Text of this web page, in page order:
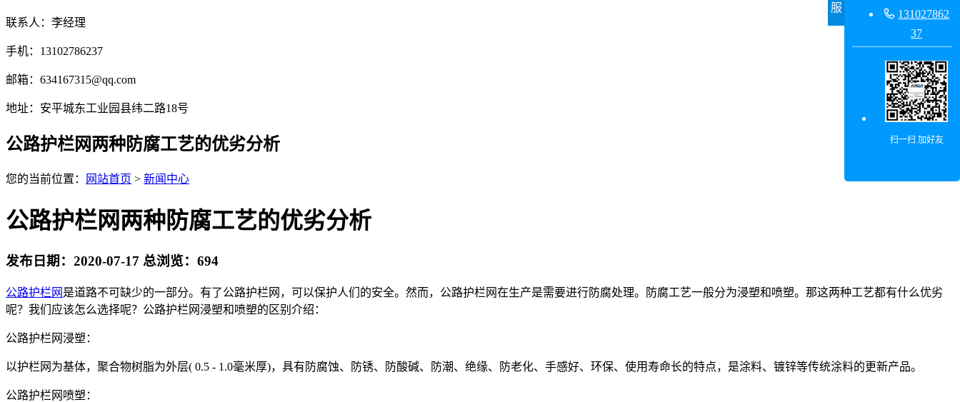
联系人：李经理
手机：13102786237
邮箱：634167315@qq.com
地址：安平城东工业园县纬二路18号
公路护栏网两种防腐工艺的优劣分析
您的当前位置： 网站首页 > 新闻中心
公路护栏网两种防腐工艺的优劣分析
发布日期：2020-07-17 总浏览： 694
公路护栏网 是道路不可缺少的一部分。有了公路护栏网，可以保护人们的安全。然而，公路护栏网在生产是需要进行防腐处理。防腐工艺一般分为浸塑和喷塑。那这两种工艺都有什么优劣
呢？我们应该怎么选择呢？公路护栏网浸塑和喷塑的区别介绍：
公路护栏网浸塑：
以护栏网为基体，聚合物树脂为外层( 0.5 - 1.0毫米厚)，具有防腐蚀、防锈、防酸碱、防潮、绝缘、防老化、手感好、环保、使用寿命长的特点，是涂料、镀锌等传统涂料的更新产品。
公路护栏网喷塑：
服
 131027862
37
扫一扫 加好友